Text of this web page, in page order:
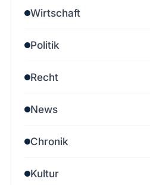
Wirtschaft
Politik
Recht
News
Chronik
Kultur